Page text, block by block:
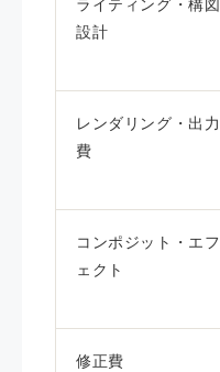
ライティング・構図
設計
レンダリング・出力
費
コンポジット・エフ
ェクト
修正費